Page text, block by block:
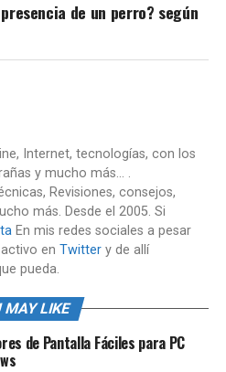
de un perro? según
Internet, tecnologías, con los
y mucho más... .
Revisiones, consejos,
más. Desde el 2005. Si
En mis redes sociales a pesar
en Twittery de allí
pueda.
MAY LIKE
de Pantalla Fáciles para PC